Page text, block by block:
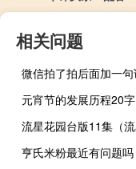
相关问题
元宵节的发展历程20字